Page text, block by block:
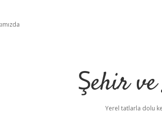
Şehir
Yerel tatlarla dolu